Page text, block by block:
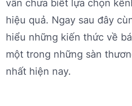
vẫn chưa biết lựa chọn
hiệu quả. Ngay sau đây
hiểu những kiến thức về
một trong những sàn
nhất hiện nay.